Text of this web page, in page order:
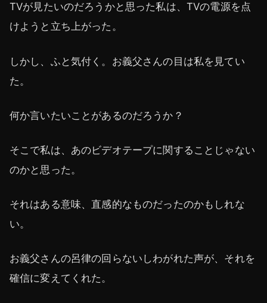
TVが見たいのだろうかと思った私は、TVの電源を点
けようと立ち上がった。
しかし、ふと気付く。お義父さんの目は私を見てい
た。
何か言いたいことがあるのだろうか？
そこで私は、あのビデオテープに関することじゃない
のかと思った。
それはある意味、直感的なものだったのかもしれな
い。
お義父さんの呂律の回らないしわがれた声が、それを
確信に変えてくれた。